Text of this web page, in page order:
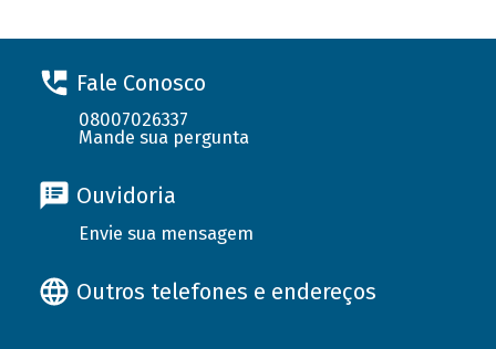
Fale Conosco
08007026337
Mande sua pergunta
Ouvidoria
Envie sua mensagem
Outros telefones e endereços